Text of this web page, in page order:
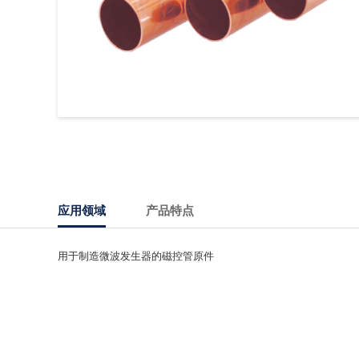
应用领域 产品特点
用于制造微波发生器的磁控管原件